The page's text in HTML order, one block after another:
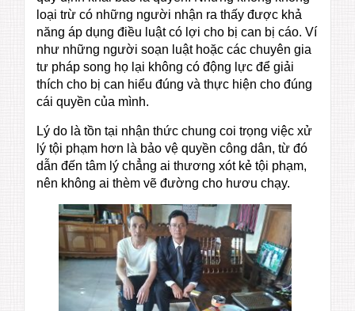
loại trừ có những người nhận ra thấy được khả
năng áp dụng điều luật có lợi cho bị can bị cáo. Ví
như những người soạn luật hoặc các chuyên gia
tư pháp song họ lại không có động lực để giải
thích cho bị can hiểu đúng và thực hiện cho đúng
cái quyền của mình.
Lý do là tồn tại nhận thức chung coi trọng việc xử
lý tội phạm hơn là bảo vệ quyền công dân, từ đó
dẫn đến tâm lý chẳng ai thương xót kẻ tội phạm,
nên không ai thèm vẽ đường cho hươu chạy.